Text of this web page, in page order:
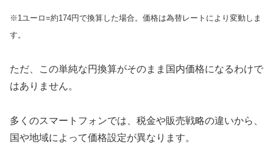
※1ユーロ=約174円で換算した場合。価格は為替レートにより変動しま
す。
ただ、この単純な円換算がそのまま国内価格になるわけで
はありません。
多くのスマートフォンでは、税金や販売戦略の違いから、
国や地域によって価格設定が異なります。